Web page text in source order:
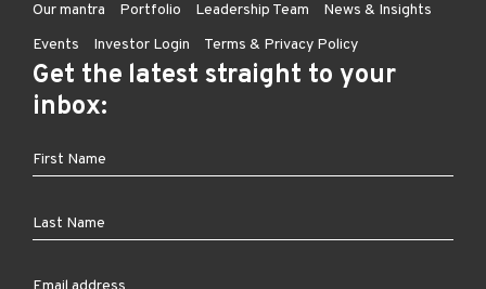
Our mantra Portfolio Leadership Team
News & Insights
Events
Investor Login Terms & Privacy Policy
Get the latest straight to your
inbox: